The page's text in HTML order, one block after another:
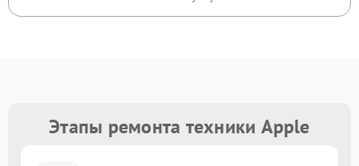
Этапы ремонта техники Apple